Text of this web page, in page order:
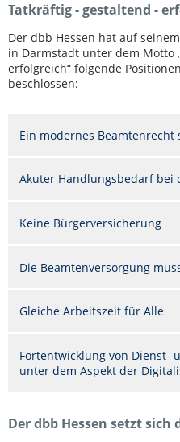
Tatkräftig - gestaltend -
Der dbb Hessen hat auf
in Darmstadt unter dem Motto
erfolgreich“ folgende
beschlossen:
Ein modernes
Akuter Handlungsbedarf bei
Keine Bürgerversicherung
Die Beamtenversorgung
Gleiche Arbeitszeit für Alle
Fortentwicklung von Dienst-
unter dem Aspekt der
Der dbb Hessen setzt sich